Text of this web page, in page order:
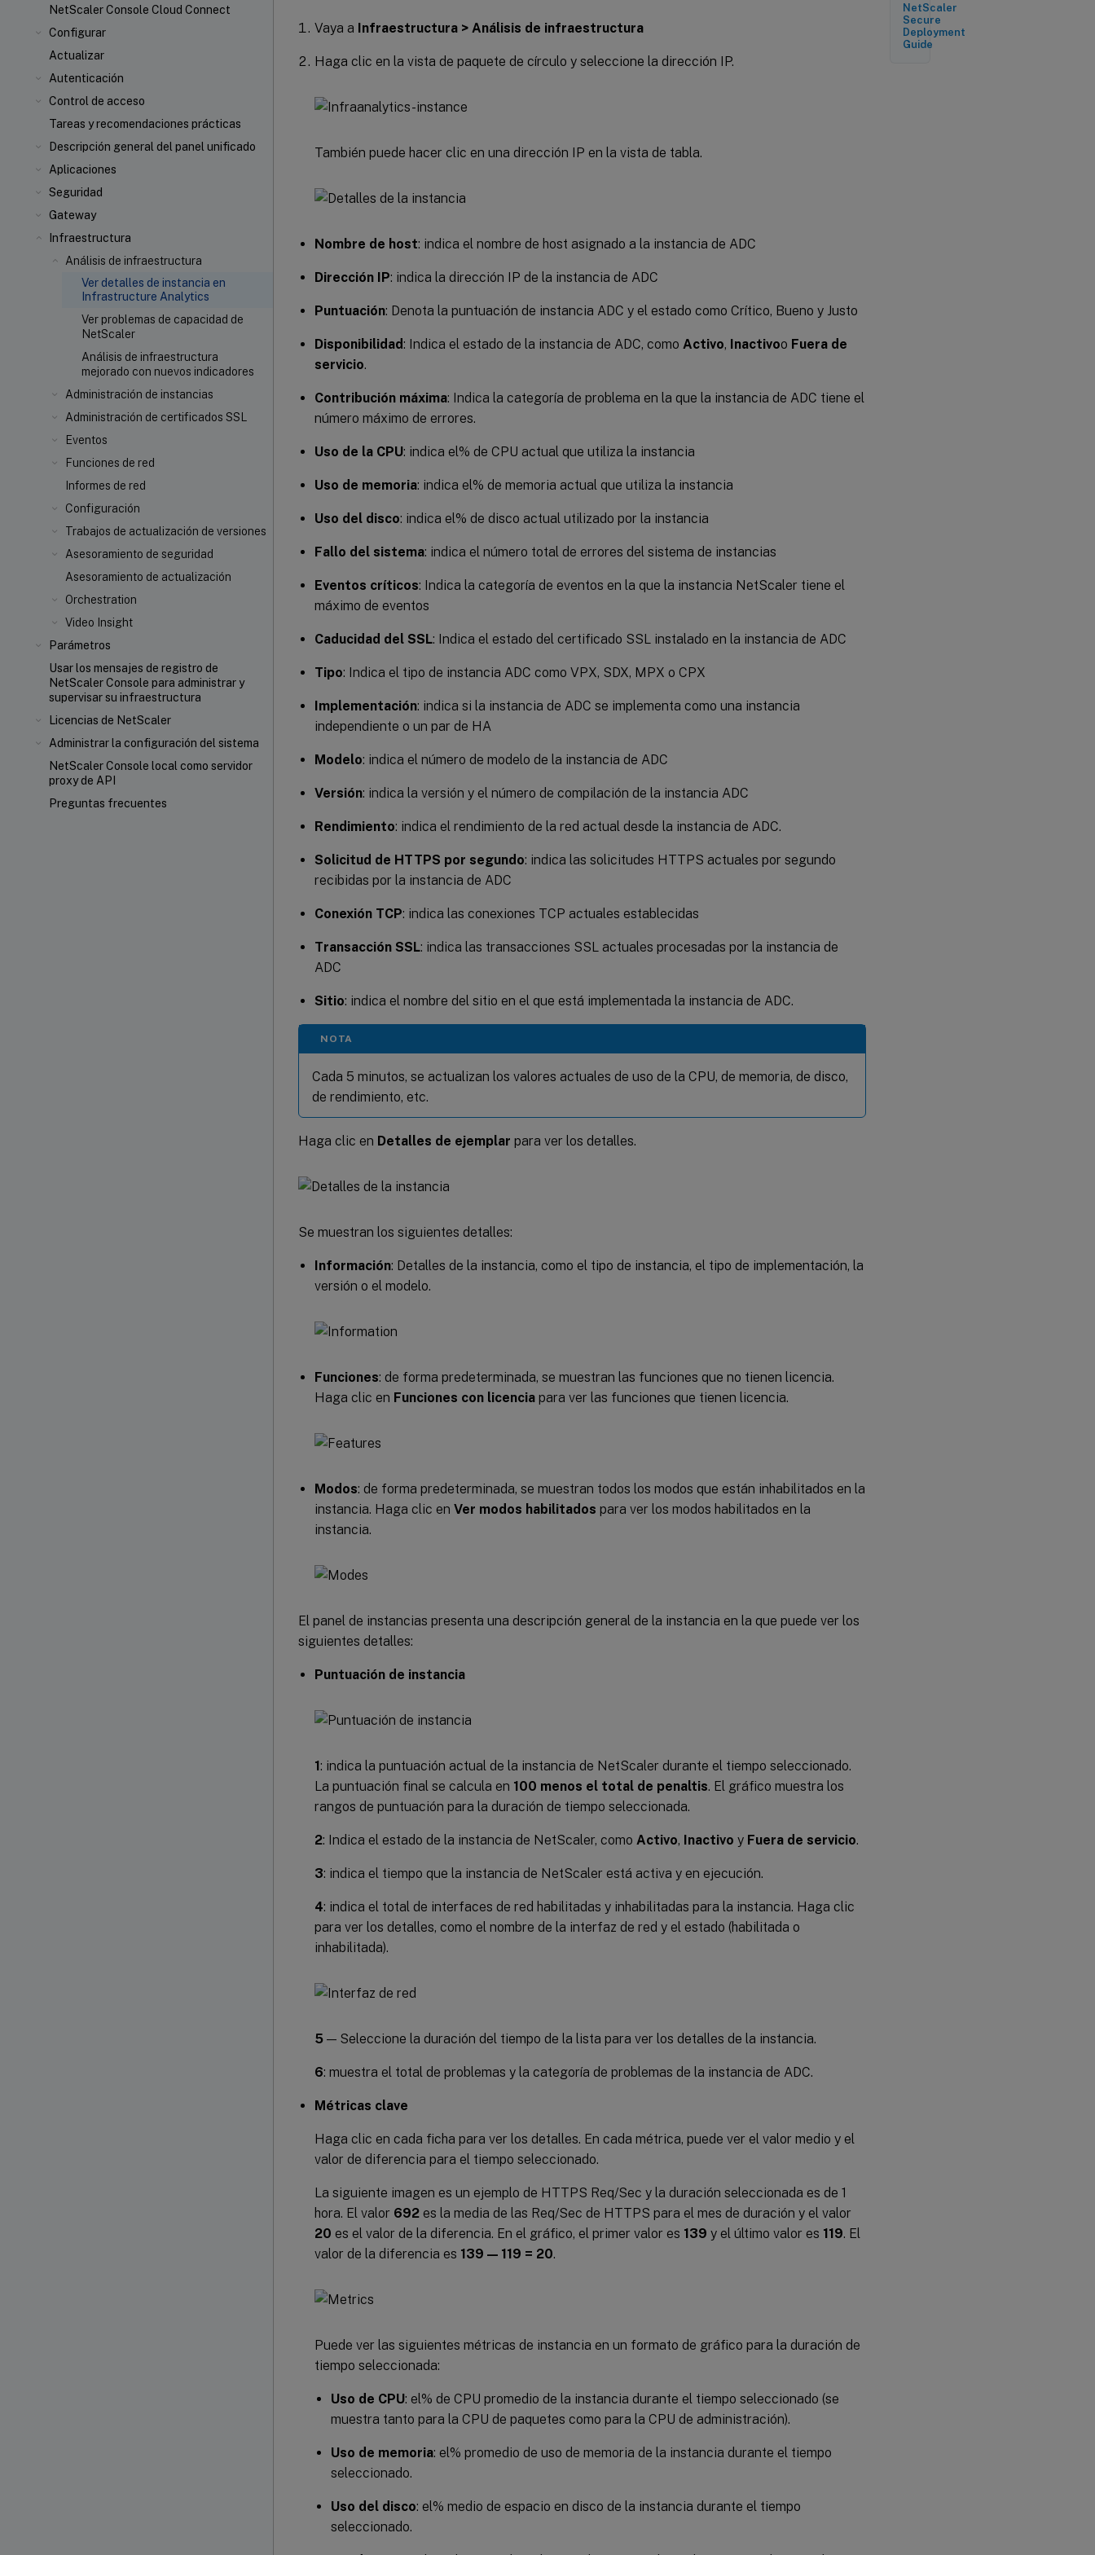
NetScaler Console Cloud Connect
Configurar
Actualizar
Autenticación
Control de acceso
Tareas y recomendaciones prácticas
Descripción general del panel unificado
Aplicaciones
Seguridad
Gateway
Infraestructura
Análisis de infraestructura
Ver detalles de instancia en
Infrastructure Analytics
Ver problemas de capacidad de
NetScaler
Análisis de infraestructura
mejorado con nuevos indicadores
Administración de instancias
Administración de certificados SSL
Eventos
Funciones de red
Informes de red
Configuración
Trabajos de actualización de versiones
Asesoramiento de seguridad
Asesoramiento de actualización
Orchestration
Video Insight
Parámetros
Usar los mensajes de registro de
NetScaler Console para administrar y
supervisar su infraestructura
Licencias de NetScaler
Administrar la configuración del sistema
NetScaler Console local como servidor
proxy de API
Preguntas frecuentes
Vaya a Infraestructura > Análisis de infraestructura
Haga clic en la vista de paquete de círculo y seleccione la dirección IP.
También puede hacer clic en una dirección IP en la vista de tabla.
Nombre de host: indica el nombre de host asignado a la instancia de ADC
Dirección IP: indica la dirección IP de la instancia de ADC
Puntuación: Denota la puntuación de instancia ADC y el estado como Crítico, Bueno y Justo
Disponibilidad: Indica el estado de la instancia de ADC, como Activo, Inactivoo Fuera de
servicio.
Contribución máxima: Indica la categoría de problema en la que la instancia de ADC tiene el
número máximo de errores.
Uso de la CPU: indica el% de CPU actual que utiliza la instancia
Uso de memoria: indica el% de memoria actual que utiliza la instancia
Uso del disco: indica el% de disco actual utilizado por la instancia
Fallo del sistema: indica el número total de errores del sistema de instancias
Eventos críticos: Indica la categoría de eventos en la que la instancia NetScaler tiene el
máximo de eventos
Caducidad del SSL: Indica el estado del certificado SSL instalado en la instancia de ADC
Tipo: Indica el tipo de instancia ADC como VPX, SDX, MPX o CPX
Implementación: indica si la instancia de ADC se implementa como una instancia
independiente o un par de HA
Modelo: indica el número de modelo de la instancia de ADC
Versión: indica la versión y el número de compilación de la instancia ADC
Rendimiento: indica el rendimiento de la red actual desde la instancia de ADC.
Solicitud de HTTPS por segundo: indica las solicitudes HTTPS actuales por segundo
recibidas por la instancia de ADC
Conexión TCP: indica las conexiones TCP actuales establecidas
Transacción SSL: indica las transacciones SSL actuales procesadas por la instancia de
ADC
Sitio: indica el nombre del sitio en el que está implementada la instancia de ADC.
NOTA
Cada 5 minutos, se actualizan los valores actuales de uso de la CPU, de memoria, de disco,
de rendimiento, etc.
Haga clic en Detalles de ejemplar para ver los detalles.
Se muestran los siguientes detalles:
Información: Detalles de la instancia, como el tipo de instancia, el tipo de implementación, la
versión o el modelo.
Funciones: de forma predeterminada, se muestran las funciones que no tienen licencia.
Haga clic en Funciones con licencia para ver las funciones que tienen licencia.
Modos: de forma predeterminada, se muestran todos los modos que están inhabilitados en la
instancia. Haga clic en Ver modos habilitados para ver los modos habilitados en la
instancia.
El panel de instancias presenta una descripción general de la instancia en la que puede ver los
siguientes detalles:
Puntuación de instancia
1: indica la puntuación actual de la instancia de NetScaler durante el tiempo seleccionado.
La puntuación final se calcula en 100 menos el total de penaltis. El gráfico muestra los
rangos de puntuación para la duración de tiempo seleccionada.
2: Indica el estado de la instancia de NetScaler, como Activo, Inactivo y Fuera de servicio.
3: indica el tiempo que la instancia de NetScaler está activa y en ejecución.
4: indica el total de interfaces de red habilitadas y inhabilitadas para la instancia. Haga clic
para ver los detalles, como el nombre de la interfaz de red y el estado (habilitada o
inhabilitada).
5 — Seleccione la duración del tiempo de la lista para ver los detalles de la instancia.
6: muestra el total de problemas y la categoría de problemas de la instancia de ADC.
Métricas clave
Haga clic en cada ficha para ver los detalles. En cada métrica, puede ver el valor medio y el
valor de diferencia para el tiempo seleccionado.
La siguiente imagen es un ejemplo de HTTPS Req/Sec y la duración seleccionada es de 1
hora. El valor 692 es la media de las Req/Sec de HTTPS para el mes de duración y el valor
20 es el valor de la diferencia. En el gráfico, el primer valor es 139 y el último valor es 119. El
valor de la diferencia es 139 — 119 = 20.
Puede ver las siguientes métricas de instancia en un formato de gráfico para la duración de
tiempo seleccionada:
Uso de CPU: el% de CPU promedio de la instancia durante el tiempo seleccionado (se
muestra tanto para la CPU de paquetes como para la CPU de administración).
Uso de memoria: el% promedio de uso de memoria de la instancia durante el tiempo
seleccionado.
Uso del disco: el% medio de espacio en disco de la instancia durante el tiempo
seleccionado.
NetScaler
Secure
Deployment
Guide